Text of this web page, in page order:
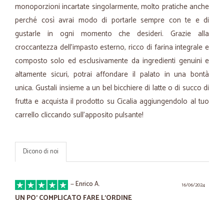
monoporzioni incartate singolarmente, molto pratiche anche
perché così avrai modo di portarle sempre con te e di
gustarle in ogni momento che desideri. Grazie alla
croccantezza dell’impasto esterno, ricco di farina integrale e
composto solo ed esclusivamente da ingredienti genuini e
altamente sicuri, potrai affondare il palato in una bontà
unica. Gustali insieme a un bel bicchiere di latte o di succo di
frutta e acquista il prodotto su Cicalia aggiungendolo al tuo
carrello cliccando sull’apposito pulsante!
Dicono di noi
16/06/2024
—Enrico A.